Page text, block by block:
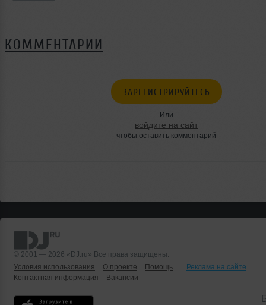
КОММЕНТАРИИ
ЗАРЕГИСТРИРУЙТЕСЬ
Или
войдите на сайт
чтобы оставить комментарий
© 2001 — 2026 «DJ.ru» Все права защищены.
Условия использования
О проекте Помощь
Реклама на сайте
Контактная информация
Вакансии